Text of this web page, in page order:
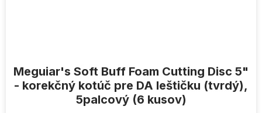
Meguiar's Soft Buff Foam Cutting Disc 5"
- korekčný kotúč pre DA leštičku (tvrdý),
5palcový (6 kusov)